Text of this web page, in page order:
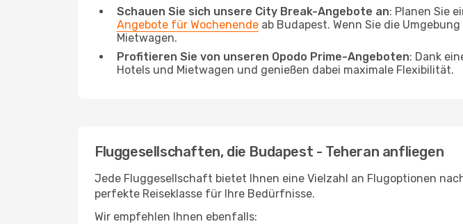
Schauen Sie sich unsere City Break-Angebote an: Planen Sie
Angebote für Wochenende ab Budapest. Wenn Sie die
Mietwagen.
Profitieren Sie von unseren Opodo Prime-Angeboten: Dank
Hotels und Mietwagen und genießen dabei maximale Flexibilität.
Fluggesellschaften, die Budapest - Teheran anfliegen
Jede Fluggesellschaft bietet Ihnen eine Vielzahl an Flugoptionen
perfekte Reiseklasse für Ihre Bedürfnisse.
Wir empfehlen Ihnen ebenfalls: